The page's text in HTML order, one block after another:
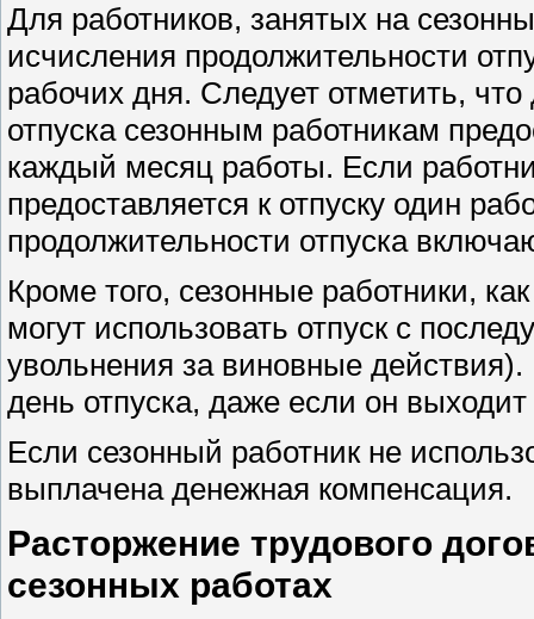
Для работников, занятых на
исчисления продолжительности
рабочих дня. Следует отметить,
отпуска сезонным работникам
каждый месяц работы. Если
предоставляется к отпуску один
продолжительности отпуска
Кроме того, сезонные работники,
могут использовать отпуск с
увольнения за виновные
день отпуска, даже если он
Если сезонный работник не
выплачена денежная компенсация.
Расторжение трудового
сезонных работах